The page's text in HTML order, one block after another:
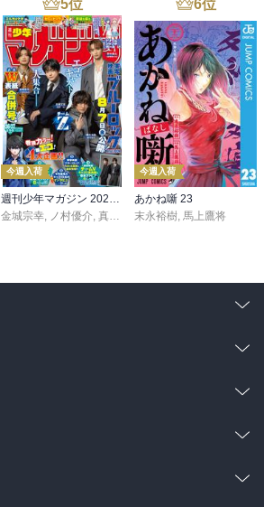
5位
今週入荷
週刊少年マガジン 2026年36・37号[2026年8月5日発売]
金城宗幸, ノ村優介, 真島ヒロ ,宮島礼吏,新川直司
6位
今週入荷
あかね噺 23
末永裕樹, 馬上鷹将